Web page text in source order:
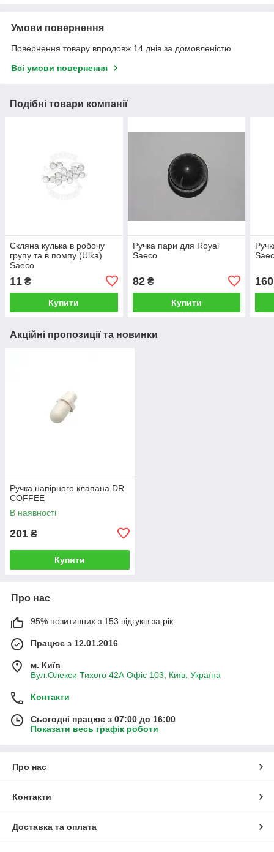
Умови повернення
Повернення товару впродовж 14 днів за домовленістю
Всі умови повернення
Подібні товари компанії
Скляна кулька в робочу
групу та в помпу (Ulka)
Saeco
11 ₴
Купити
Ручка пари для Royal
Saeco
82₴
Купити
160
Акційні пропозиції та новинки
Ручка напірного клапана DR
COFFEE
В наявності
201 ₴
Купити
Про нас
95% позитивних з 153 відгуків за рік
Працює з 12.01.2016
м. Київ
Вул.Олекси Тихого 42А Офіс 103, Київ, Україна
Контакти
Сьогодні працює з 07:00 до 16:00
Показати весь графік роботи
Про нас
Контакти
Доставка та оплата